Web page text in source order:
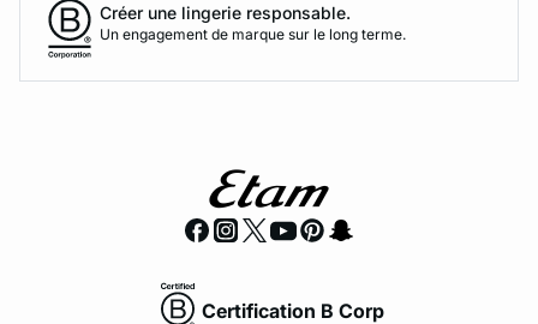
Créer une lingerie responsable.
Un engagement de marque sur le long terme.
Certification B Corp